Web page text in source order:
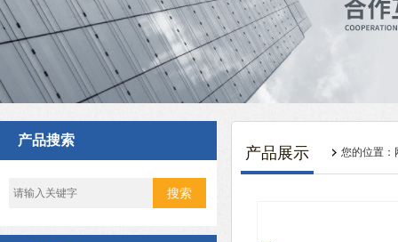
产品搜索
产品展示 您的位置：